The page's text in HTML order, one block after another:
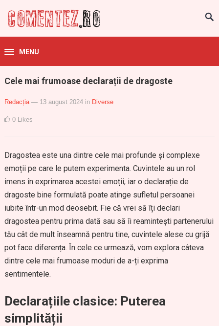
MENU
Cele mai frumoase declarații de dragoste
Redacția — 13 august 2024 in Diverse
0 Likes
Dragostea este una dintre cele mai profunde și complexe
emoții pe care le putem experimenta. Cuvintele au un rol
imens în exprimarea acestei emoții, iar o declarație de
dragoste bine formulată poate atinge sufletul persoanei
iubite într-un mod deosebit. Fie că vrei să îți declari
dragostea pentru prima dată sau să îi reamintești partenerului
tău cât de mult înseamnă pentru tine, cuvintele alese cu grijă
pot face diferența. În cele ce urmează, vom explora câteva
dintre cele mai frumoase moduri de a-ți exprima
sentimentele.
Declarațiile clasice: Puterea
simplității